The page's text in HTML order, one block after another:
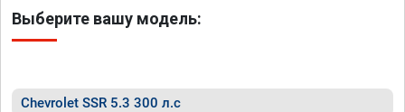
Выберите вашу модель:
Chevrolet SSR 5.3 300 л.с